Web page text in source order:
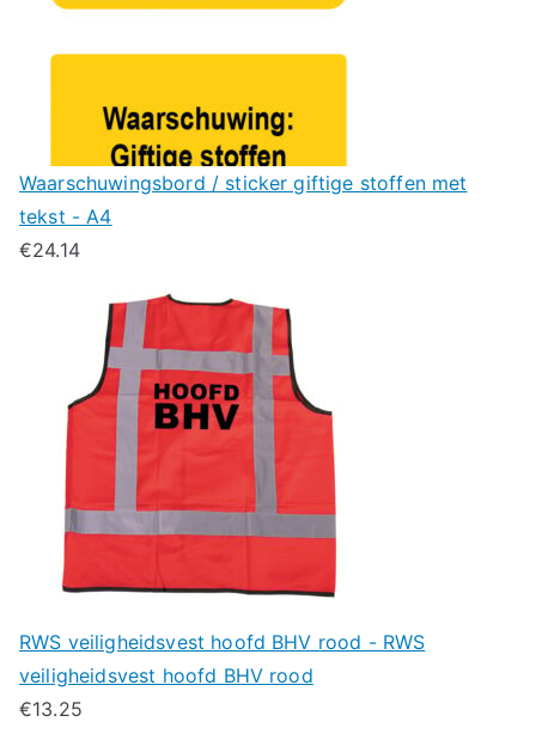
Waarschuwingsbord / sticker giftige stoffen met
tekst - A4
€24.14
RWS veiligheidsvest hoofd BHV rood - RWS
veiligheidsvest hoofd BHV rood
€13.25